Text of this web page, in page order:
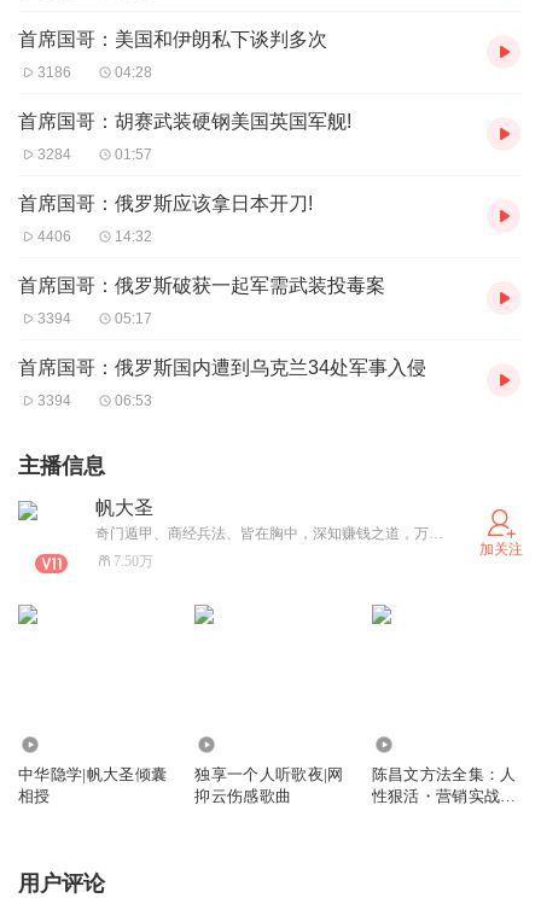
首席国哥：美国和伊朗私下谈判多次
3186 04:28
首席国哥：胡赛武装硬钢美国英国军舰!
3284 01:57
首席国哥：俄罗斯应该拿日本开刀!
4406 14:32
首席国哥：俄罗斯破获一起军需武装投毒案
3394 05:17
首席国哥：俄罗斯国内遭到乌克兰34处军事入侵
3394 06:53
主播信息
帆大圣
奇门遁甲、商经兵法、皆在胸中，深知赚钱之道，万种赚钱方法和项目烂熟于胸，观天下时势，知今天下之财，不可一己而得，愿于天下有志成功之人，结善缘，得正道，与天下人共享。
7.50万
加关注
中华隐学|帆大圣倾囊
相授
独享一个人听歌夜|网
抑云伤感歌曲
陈昌文方法全集：人
性狠活・营销实战・
用户评论